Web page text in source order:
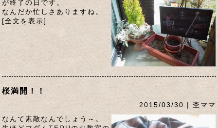
が終了の日です。
なんだか忙しさありますね。
[全文を表示]
桜満開！！
2015/03/30 | 杢ママ
なんて素敵なんでしょう～。